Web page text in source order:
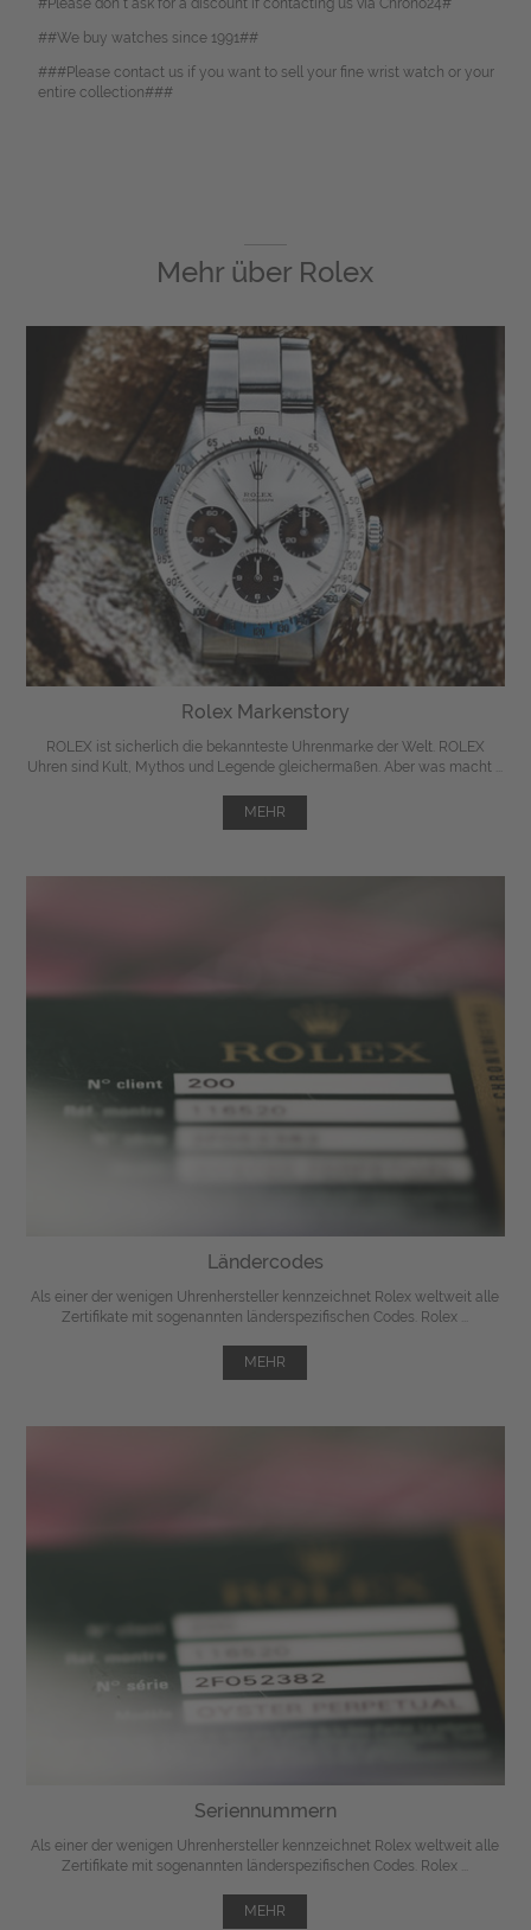
#Please don`t ask for a discount if contacting us via Chrono24#
##We buy watches since 1991##
###Please contact us if you want to sell your fine wrist watch or your
entire collection###
Mehr über Rolex
Rolex Markenstory
ROLEX ist sicherlich die bekannteste Uhrenmarke der Welt. ROLEX
Uhren sind Kult, Mythos und Legende gleichermaßen. Aber was macht ...
MEHR
Ländercodes
Als einer der wenigen Uhrenhersteller kennzeichnet Rolex weltweit alle
Zertifikate mit sogenannten länderspezifischen Codes. Rolex ...
MEHR
Seriennummern
Als einer der wenigen Uhrenhersteller kennzeichnet Rolex weltweit alle
Zertifikate mit sogenannten länderspezifischen Codes. Rolex ...
MEHR